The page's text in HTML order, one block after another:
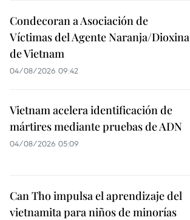
Condecoran a Asociación de
Víctimas del Agente Naranja/Dioxina
de Vietnam
04/08/2026 09:42
Vietnam acelera identificación de
mártires mediante pruebas de ADN
04/08/2026 05:09
Can Tho impulsa el aprendizaje del
vietnamita para niños de minorías